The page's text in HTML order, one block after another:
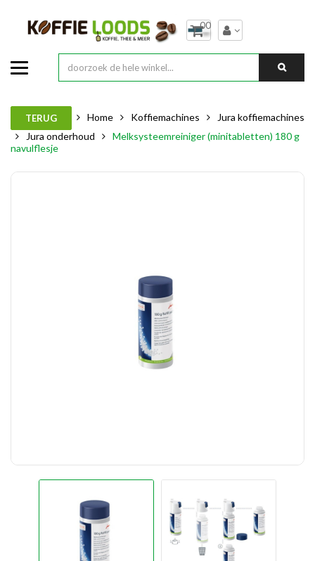
00
TERUG Home Koffiemachines
Jura koffiemachines
Jura onderhoud
Melksysteemreiniger (minitabletten) 180 g
navulflesje